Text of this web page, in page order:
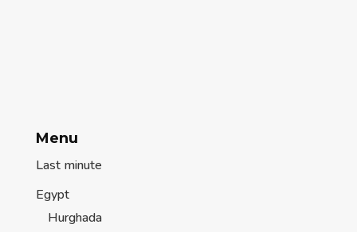
Menu
Last minute
Egypt
Hurghada